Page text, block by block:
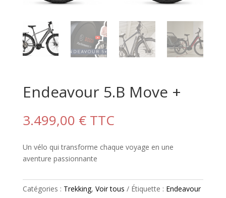
Endeavour 5.B Move +
3.499,00 € TTC
Un vélo qui transforme chaque voyage en une
aventure passionnante
Catégories : Trekking, Voir tous Étiquette : Endeavour